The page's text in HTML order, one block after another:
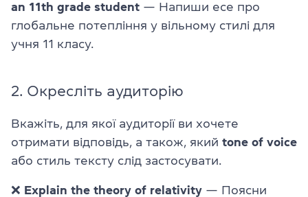
an 11th grade student — Напиши есе про
глобальне потепління у вільному стилі для
учня 11 класу.
2. Окресліть аудиторію
Вкажіть, для якої аудиторії ви хочете
отримати відповідь, а також, який tone of voice
або стиль тексту слід застосувати.
❌ Explain the theory of relativity — Поясни